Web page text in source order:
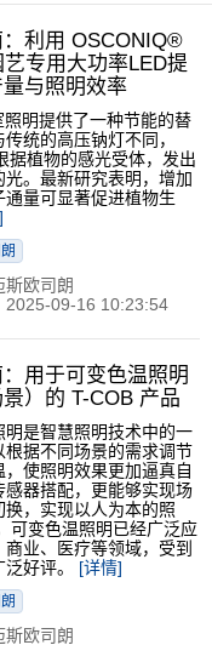
利用 OSCONIQ®
艺专用大功率LED提
与照明效率
照明提供了一种节能的替
统的高压钠灯不同，
据植物的感光受体，发出
光。最新研究表明，增加
通量可显著促进植物生
斯欧司朗
2025-09-16 10:23:54
用于可变色温照明
景）的 T-COB 产品
明是智慧照明技术中的一
根据不同场景的需求调节
，使照明效果更加逼真自
感器搭配，更能够实现场
换，实现以人为本的照
可变色温照明已经广泛应
商业、医疗等领域，受到
好评。 [详情]
斯欧司朗